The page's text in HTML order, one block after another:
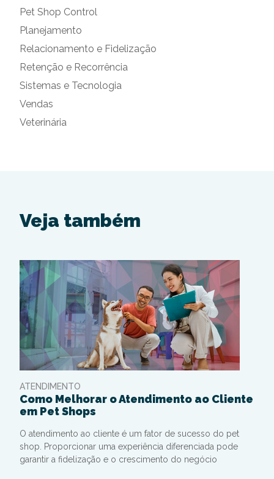
Pet Shop Control
Planejamento
Relacionamento e Fidelização
Retenção e Recorrência
Sistemas e Tecnologia
Vendas
Veterinária
Veja também
ATENDIMENTO
Como Melhorar o Atendimento ao Cliente
em Pet Shops
O atendimento ao cliente é um fator de sucesso do pet
shop. Proporcionar uma experiência diferenciada pode
garantir a fidelização e o crescimento do negócio